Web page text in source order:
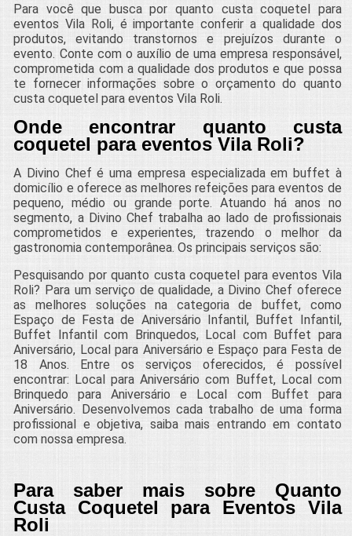
Para você que busca por quanto custa coquetel para
eventos Vila Roli, é importante conferir a qualidade dos
produtos, evitando transtornos e prejuízos durante o
evento. Conte com o auxílio de uma empresa responsável,
comprometida com a qualidade dos produtos e que possa
te fornecer informações sobre o orçamento do quanto
custa coquetel para eventos Vila Roli.
Onde encontrar quanto custa
coquetel para eventos Vila Roli?
A Divino Chef é uma empresa especializada em buffet à
domicílio e oferece as melhores refeições para eventos de
pequeno, médio ou grande porte. Atuando há anos no
segmento, a Divino Chef trabalha ao lado de profissionais
comprometidos e experientes, trazendo o melhor da
gastronomia contemporânea. Os principais serviços são:
Pesquisando por quanto custa coquetel para eventos Vila
Roli? Para um serviço de qualidade, a Divino Chef oferece
as melhores soluções na categoria de buffet, como
Espaço de Festa de Aniversário Infantil, Buffet Infantil,
Buffet Infantil com Brinquedos, Local com Buffet para
Aniversário, Local para Aniversário e Espaço para Festa de
18 Anos. Entre os serviços oferecidos, é possível
encontrar: Local para Aniversário com Buffet, Local com
Brinquedo para Aniversário e Local com Buffet para
Aniversário. Desenvolvemos cada trabalho de uma forma
profissional e objetiva, saiba mais entrando em contato
com nossa empresa.
Para saber mais sobre Quanto
Custa Coquetel para Eventos Vila
Roli